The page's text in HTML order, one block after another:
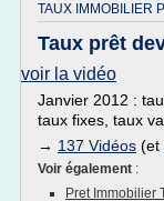
TAUX IMMOBILIER
Taux prêt
voir la vidéo
Janvier 2012 :
taux fixes, taux
→ 137 Vidéos (et
Voir également :
Pret Immobilier